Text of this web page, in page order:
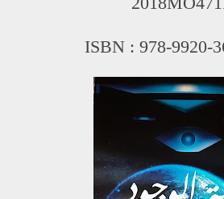
ISBN : 978-9920-